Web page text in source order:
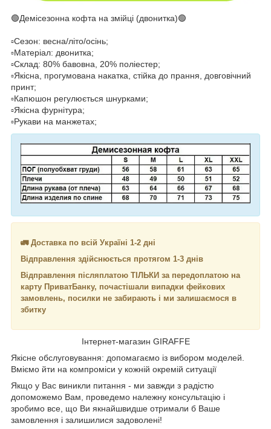
🟢Демісезонна кофта на змійці (двонитка)🟢
▫️Сезон: весна/літо/осінь;
▫️Матеріал: двонитка;
▫️Склад: 80% бавовна, 20% поліестер;
▫️Якісна, прогумована накатка, стійка до прання, довговічний
принт;
▫️Капюшон регулюється шнурками;
▫️Якісна фурнітура;
▫️Рукави на манжетах;
🚛 Доставка по всій Україні 1-2 дні
Відправлення здійснюється протягом 1-3 днів
Відправлення післяплатою ТІЛЬКИ за передоплатою на
карту ПриватБанку, почастішали випадки фейкових
замовлень, посилки не забирають і ми залишаємося в
збитку
Інтернет-магазин GIRAFFE
Якісне обслуговування: допомагаємо із вибором моделей.
Вміємо йти на компроміси у кожній окремій ситуації
Якщо у Вас виникли питання - ми завжди з радістю
допоможемо Вам, проведемо належну консультацію і
зробимо все, що Ви якнайшвидше отримали б Ваше
замовлення і залишилися задоволені!